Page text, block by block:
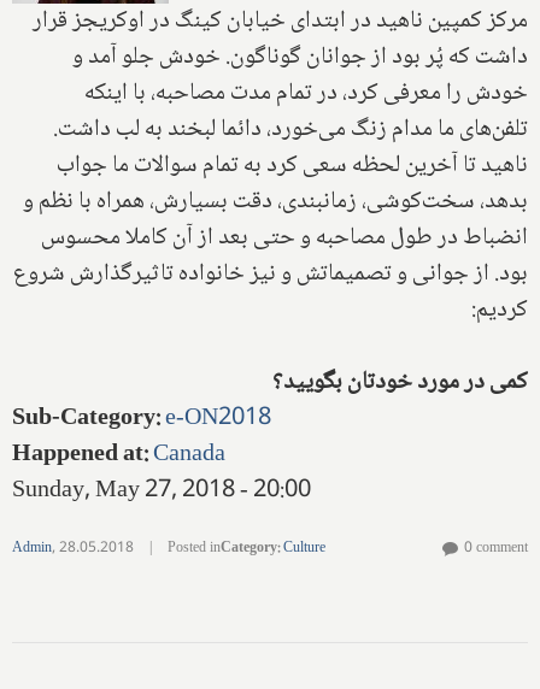
مرکز کمپین ناهید در ابتدای خیابان کینگ در اوکریجز قرار
داشت که پُر بود از جوانان گوناگون. خودش جلو آمد و
خودش را معرفی کرد، در تمام مدت مصاحبه، با اینکه
تلفن‌های ما مدام زنگ می‌خورد، دائما لبخند به لب داشت.
ناهید تا آخرین لحظه سعی کرد به تمام سوالات ما جواب
بدهد، سخت‌کوشی، زمانبندی، دقت بسیارش، همراه با نظم و
انضباط در طول مصاحبه و حتی بعد از آن کاملا محسوس
بود. از جوانی و تصمیماتش و نیز خانواده تاثیرگذارش شروع
کردیم:
کمی در مورد خودتان بگویید؟
Sub-Category:e-ON2018
Happened at:Canada
Sunday, May 27, 2018 - 20:00
Admin,28.05.2018 | Posted inCategory:Culture 0 comment